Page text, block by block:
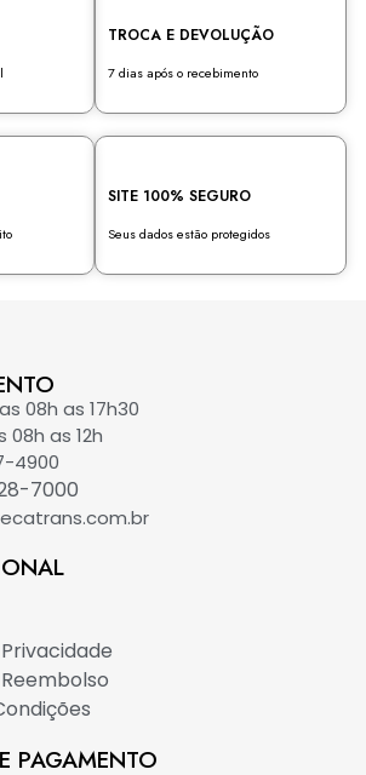
TROCA E DEVOLUÇÃO
7 dias após o recebimento
SITE 100% SEGURO
Seus dados estão protegidos
08h as 17h30
08h as 12h
4900
7000
PAGAMENTO